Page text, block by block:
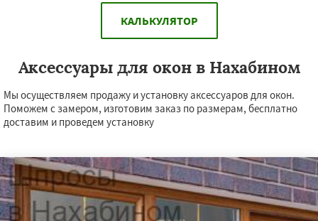
КАЛЬКУЛЯТОР
Аксессуары для окон в Нахабином
Мы осуществляем продажу и установку аксессуаров для окон.
Поможем с замером, изготовим заказ по размерам, бесплатно
доставим и проведем установку